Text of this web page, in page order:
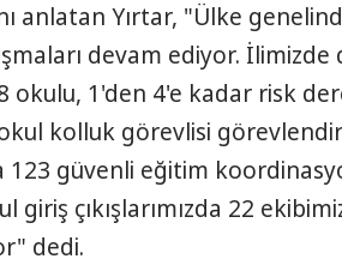
anlatan Yırtar, "Ülke
devam ediyor. İlimizde
okulu, 1'den 4'e kadar risk
okul kolluk görevlisi
123 güvenli eğitim
giriş çıkışlarımızda 22
dedi.